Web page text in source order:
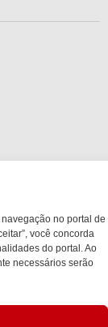
no portal de
você concorda
do portal. Ao
necessários serão